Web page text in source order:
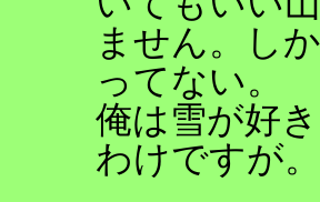
ません。し
ってない。
俺は雪が好
わけですが。